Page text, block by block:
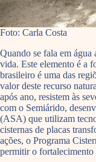
Foto: Carla Costa
Quando se fala em
vida. Este elemento é a
brasileiro é uma das
valor deste recurso
após ano, resistem às
com o Semiárido,
(ASA) que utilizam
cisternas de placas
ações, o Programa
permitir o fortalecimento